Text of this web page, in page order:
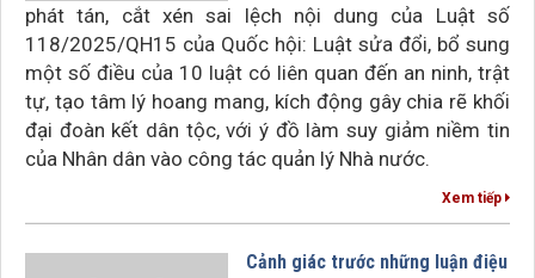
phát tán, cắt xén sai lệch nội dung của Luật số
118/2025/QH15 của Quốc hội: Luật sửa đổi, bổ sung
một số điều của 10 luật có liên quan đến an ninh, trật
tự, tạo tâm lý hoang mang, kích động gây chia rẽ khối
đại đoàn kết dân tộc, với ý đồ làm suy giảm niềm tin
của Nhân dân vào công tác quản lý Nhà nước.
Xem tiếp
Cảnh giác trước những luận điệu